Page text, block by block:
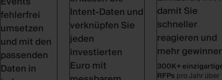
fehlerfrei
umsetzen
und mit den
passenden
Daten in
Intent-Daten und
verknüpfen Sie
jeden
investierten
Euro mit
damit Sie
schneller
reagieren und
mehr
300K+
RFPs pro Jahr über